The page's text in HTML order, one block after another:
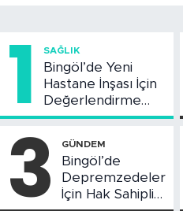
1 SAĞLIK
Bingöl’de Yeni
Hastane İnşası İçin
Değerlendirme
Toplantısı Yapıldı
3 GÜNDEM
Bingöl’de
Depremzedeler
İçin Hak Sahipliği